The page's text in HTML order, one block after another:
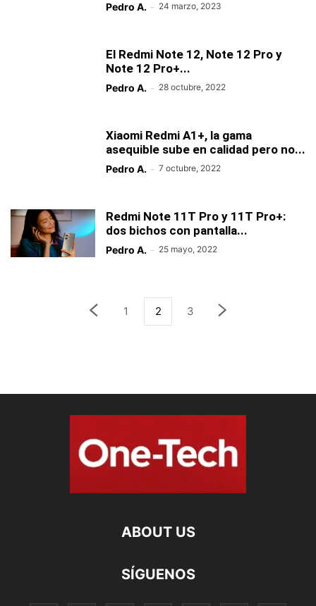
Pedro A. - 24 marzo, 2023
El Redmi Note 12, Note 12 Pro y
Note 12 Pro+...
Pedro A. - 28 octubre, 2022
Xiaomi Redmi A1+, la gama
asequible sube en calidad pero no...
Pedro A. - 7 octubre, 2022
Redmi Note 11T Pro y 11T Pro+:
dos bichos con pantalla...
Pedro A. - 25 mayo, 2022
1 2 3
ABOUT US
SÍGUENOS